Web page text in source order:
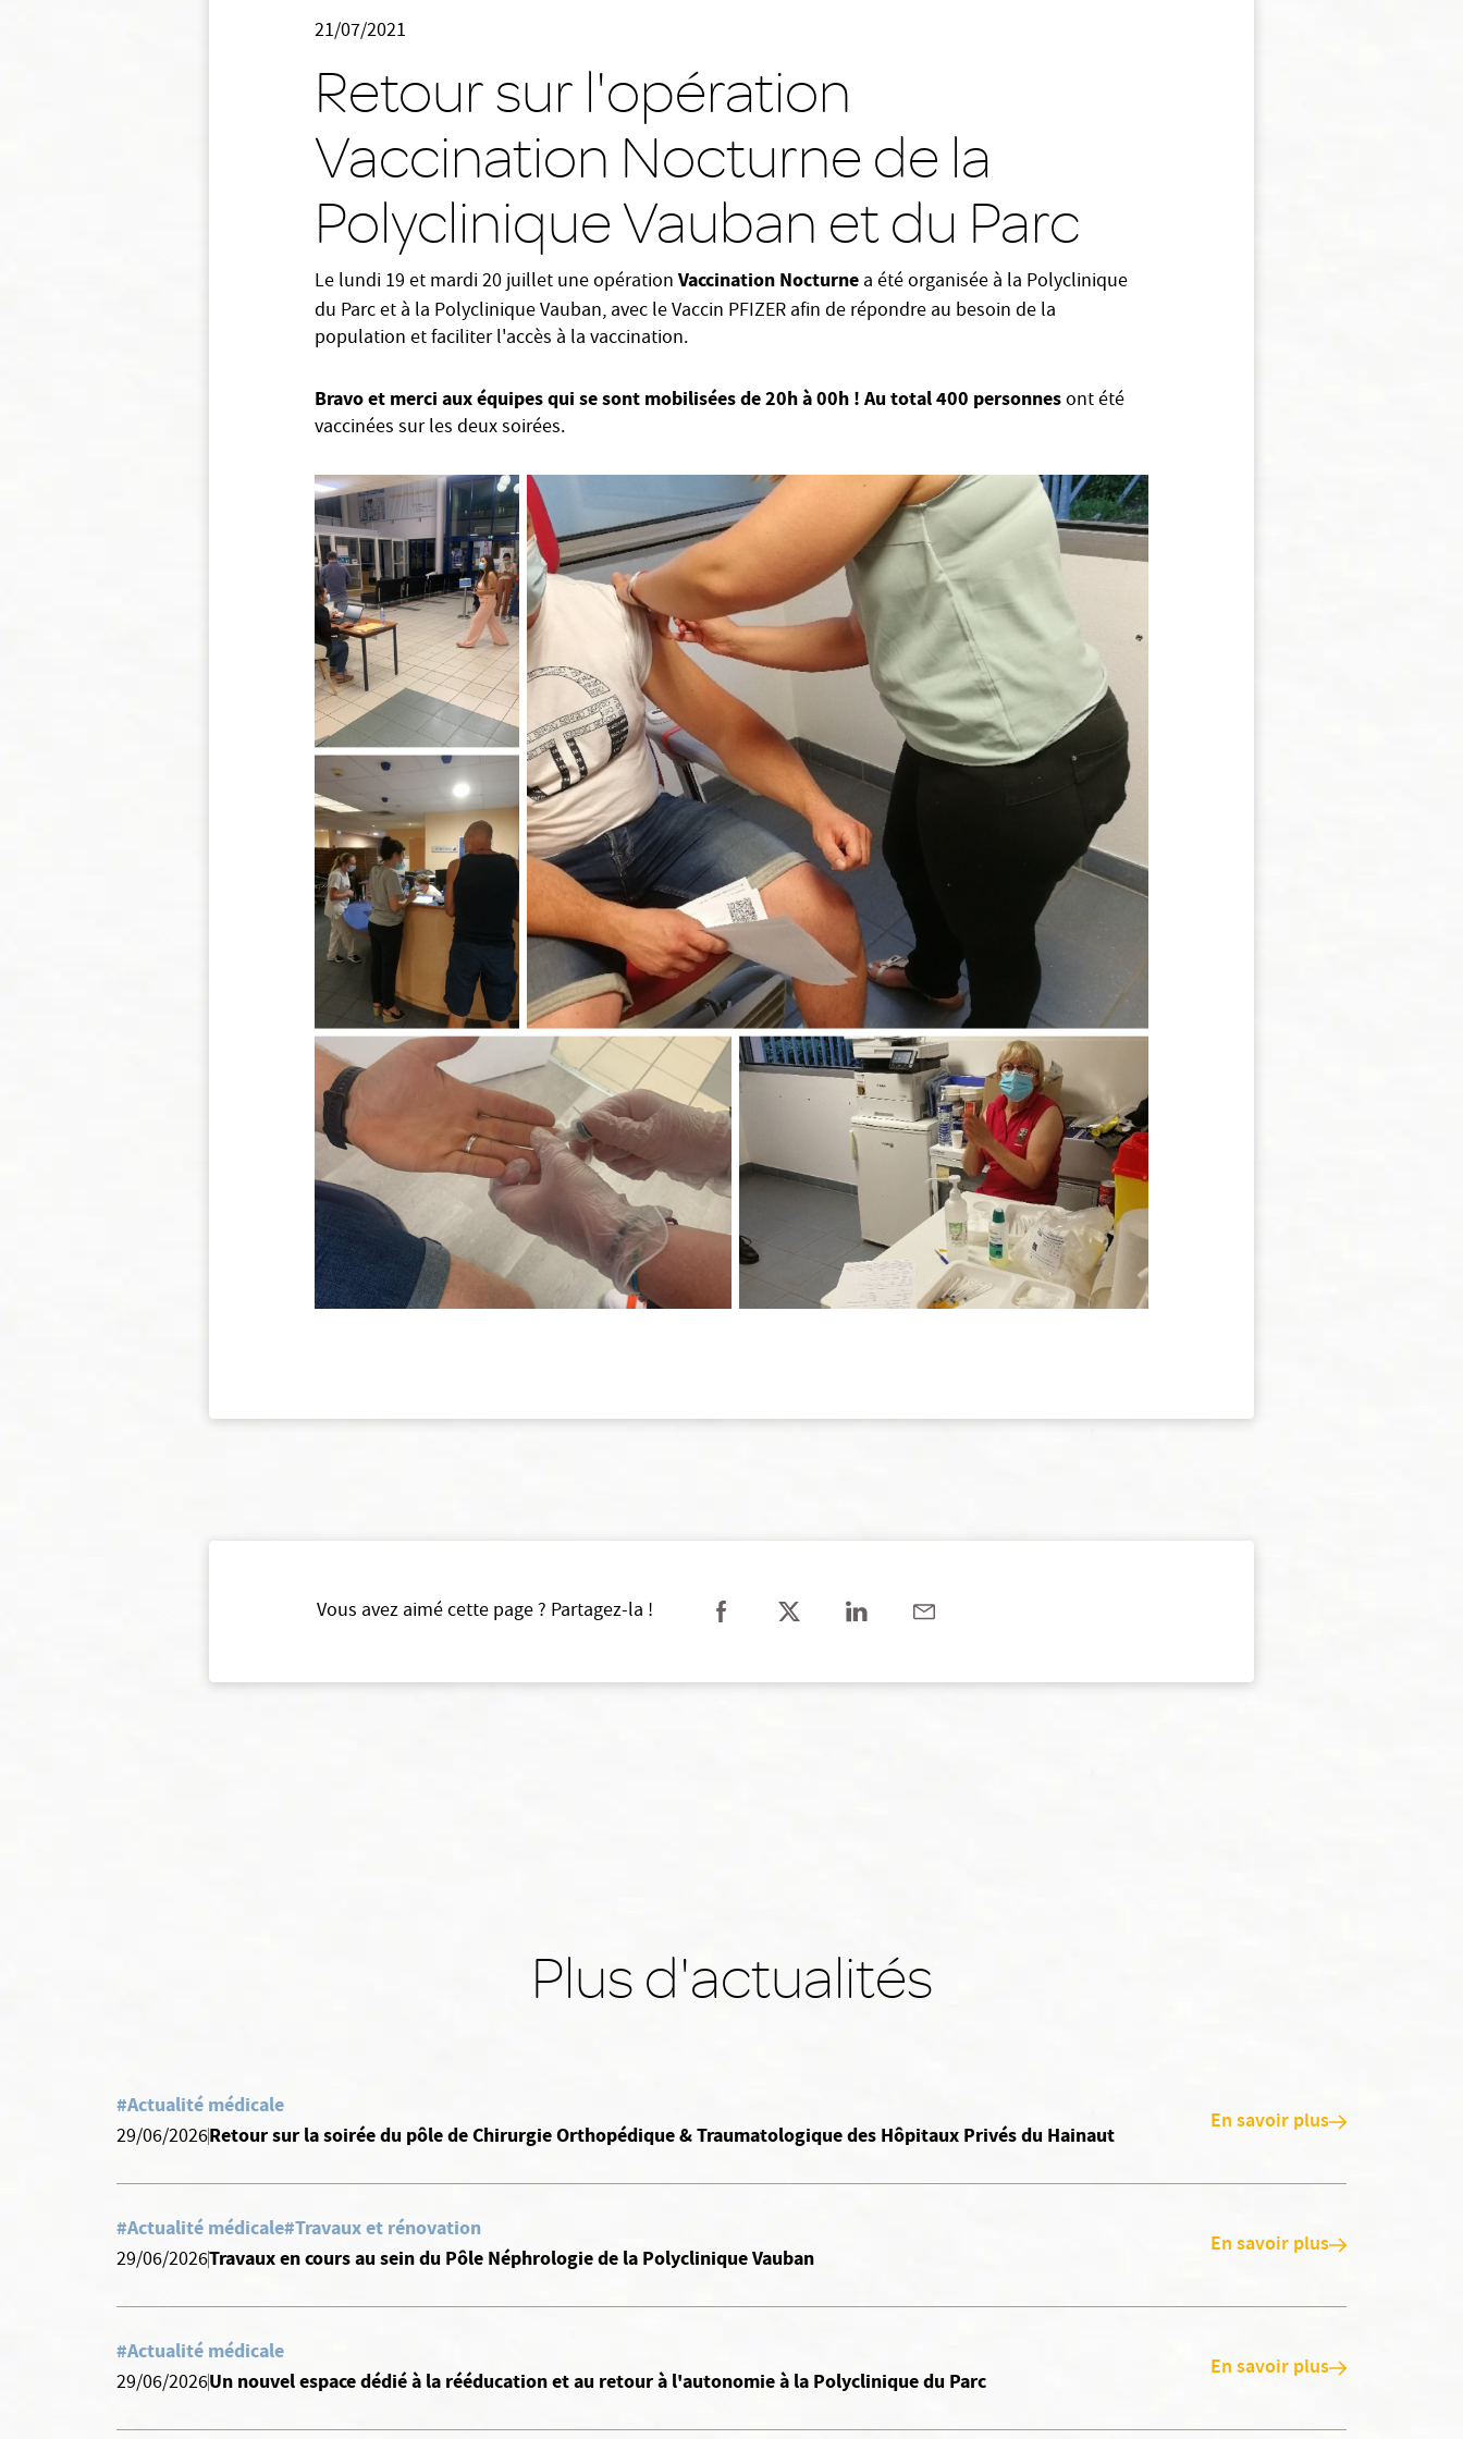
21/07/2021
Retour sur l'opération
Vaccination Nocturne de la
Polyclinique Vauban et du Parc
Le lundi 19 et mardi 20 juillet une opération Vaccination Nocturne a été organisée à la Polyclinique
du Parc et à la Polyclinique Vauban,avec le Vaccin PFIZER afin de répondre au besoin de la
population et faciliter l'accès à la vaccination.
Bravo et merci aux équipes qui se sont mobilisées de 20h à 00h ! Au total 400 personnesont été
vaccinées sur les deux soirées.
Vous avez aimé cette page ? Partagez-la !
Plus d'actualités
#Actualité médicale
29/06/2026Retour sur la soirée du pôle de Chirurgie Orthopédique & Traumatologique des Hôpitaux Privés du Hainaut En savoir plus
#Actualité médicale#Travaux et rénovation
29/06/2026Travaux en cours au sein du Pôle Néphrologie de la Polyclinique Vauban En savoir plus
#Actualité médicale
29/06/2026Un nouvel espace dédié à la rééducation et au retour à l'autonomie à la Polyclinique du Parc En savoir plus